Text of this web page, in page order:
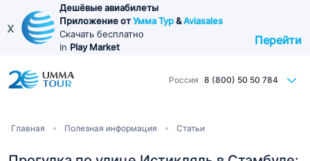
Перейти
основному
x
Дешёвые авиабилеты
Приложение отУмма Тур&Aviasales
Скачать бесплатно
In Play Market Перейти
Россия 8 (800) 50 50 784
Строка
навигации
Главная Полезная информация Статьи